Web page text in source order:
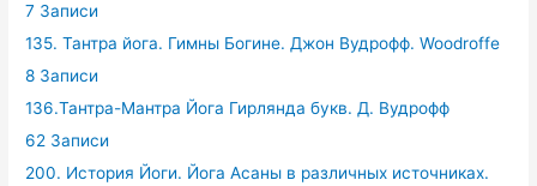
7 Записи
135. Тантра йога. Гимны Богине. Джон Вудрофф. Woodroffe
8 Записи
136.Тантра-Мантра Йога Гирлянда букв. Д. Вудрофф
62 Записи
200. История Йоги. Йога Асаны в различных источниках.